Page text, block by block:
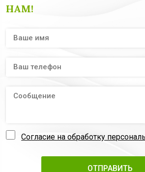
НАМ!
Согласие на обработку